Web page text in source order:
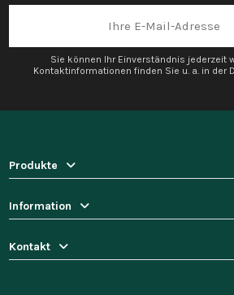
Sie können Ihr Einverständnis jederzeit
Kontaktinformationen finden Sie u. a. in der
Produkte
Information
Kontakt